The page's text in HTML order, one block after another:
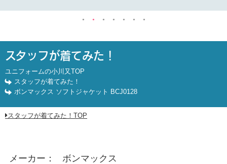
スタッフが着てみた！
ユニフォームの小川又TOP
スタッフが着てみた！
ボンマックス ソフトジャケット BCJ0128
スタッフが着てみた！TOP
メーカー
ボンマックス